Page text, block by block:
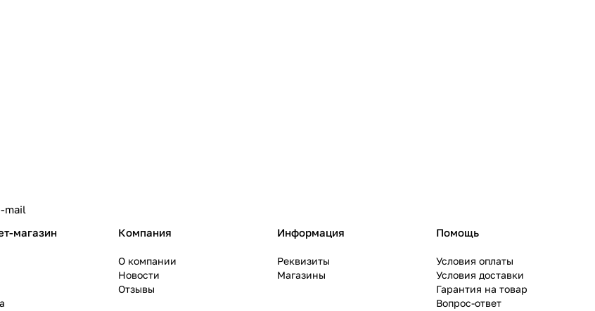
магазин Компания
О компании
Новости
Отзывы
Информация
Реквизиты
Магазины
Помощь
Условия оплаты
Условия доставки
Гарантия на товар
Вопрос-ответ